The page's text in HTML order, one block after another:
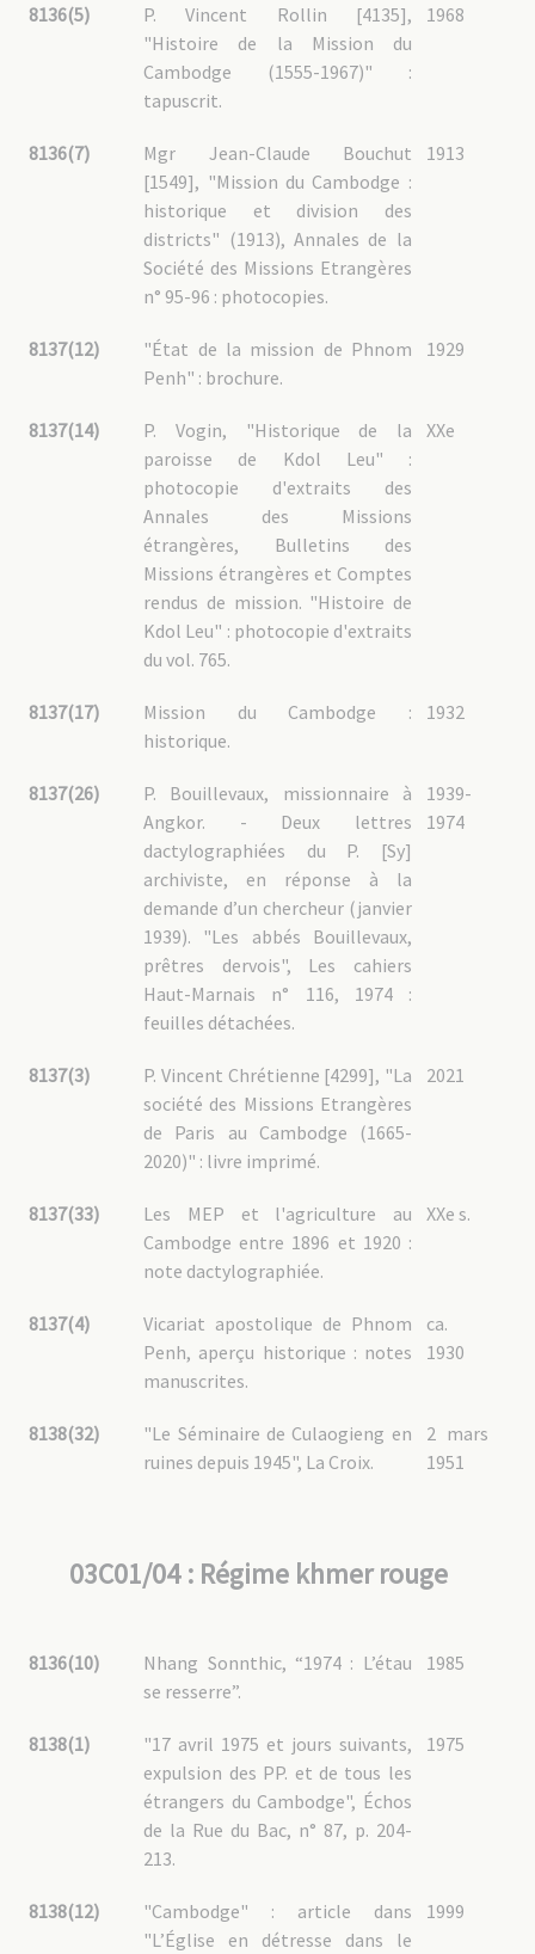
8136(5) 1968
P. Vincent Rollin [4135],
"Histoire de la Mission du
Cambodge (1555-1967)" :
tapuscrit.
8136(7) 1913
Mgr Jean-Claude Bouchut
[1549], "Mission du Cambodge :
historique et division des
districts" (1913), Annales de la
Société des Missions Etrangères
n° 95-96 : photocopies.
8137(12) 1929
"État de la mission de Phnom
Penh" : brochure.
8137(14) XXe
P. Vogin, "Historique de la
paroisse de Kdol Leu" :
photocopie d'extraits des
Annales des Missions
étrangères, Bulletins des
Missions étrangères et Comptes
rendus de mission. "Histoire de
Kdol Leu" : photocopie d'extraits
du vol. 765.
8137(17) 1932
Mission du Cambodge :
historique.
8137(26)
1939-
1974
P. Bouillevaux, missionnaire à
Angkor. - Deux lettres
dactylographiées du P. [Sy]
archiviste, en réponse à la
demande d’un chercheur (janvier
1939). "Les abbés Bouillevaux,
prêtres dervois", Les cahiers
Haut-Marnais n° 116, 1974 :
feuilles détachées.
8137(3) 2021
P. Vincent Chrétienne [4299], "La
société des Missions Etrangères
de Paris au Cambodge (1665-
2020)" : livre imprimé.
8137(33) XXe s.
Les MEP et l'agriculture au
Cambodge entre 1896 et 1920 :
note dactylographiée.
8137(4)
ca.
1930
Vicariat apostolique de Phnom
Penh, aperçu historique : notes
manuscrites.
8138(32)
2 mars
1951
"Le Séminaire de Culaogieng en
ruines depuis 1945", La Croix.
03C01/04 : Régime khmer rouge
8136(10) 1985
Nhang Sonnthic, “1974 : L’étau
se resserre”.
8138(1) 1975
"17 avril 1975 et jours suivants,
expulsion des PP. et de tous les
étrangers du Cambodge", Échos
de la Rue du Bac, n° 87, p. 204-
213.
8138(12) 1999
"Cambodge" : article dans
"L’Église en détresse dans le